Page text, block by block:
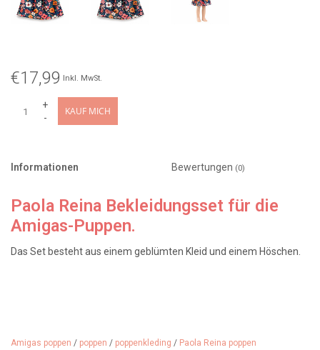
€17,99 Inkl. MwSt.
+
-
KAUF MICH
Informationen Bewertungen (0)
Paola Reina Bekleidungsset für die
Amigas-Puppen.
Das Set besteht aus einem geblümten Kleid und einem Höschen.
Alter: ab 3 Jahren
Amigas poppen / poppen / poppenkleding / Paola Reina poppen